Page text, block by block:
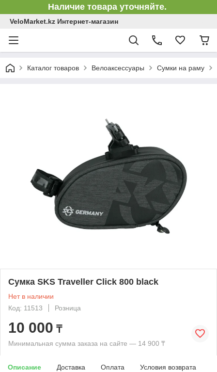
Наличие товара уточняйте.
VeloMarket.kz Интернет-магазин
Каталог товаров Велоаксессуары Сумки на раму
Сумка SKS Traveller Click 800 black
Нет в наличии
Код: 11513
Розница
10 000 ₸
Минимальная сумма заказа на сайте — 14 900 ₸
Описание Доставка Оплата Условия возврата